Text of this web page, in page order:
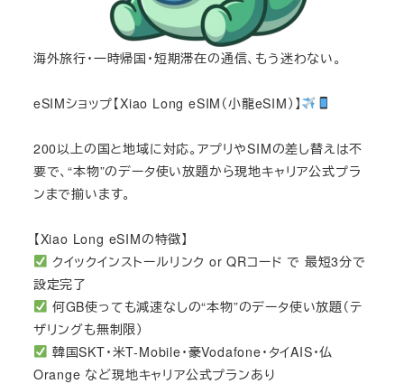
海外旅行・一時帰国・短期滞在の通信、もう迷わない。
eSIMショップ【Xiao Long eSIM（小龍eSIM）】
200以上の国と地域に対応。アプリやSIMの差し替えは不
要で、“本物”のデータ使い放題から現地キャリア公式プラ
ンまで揃います。
【Xiao Long eSIMの特徴】
クイックインストールリンク or QRコード で 最短3分で
設定完了
何GB使っても減速なしの“本物”のデータ使い放題（テ
ザリングも無制限）
韓国SKT・米T-Mobile・豪Vodafone・タイAIS・仏
Orange など現地キャリア公式プランあり